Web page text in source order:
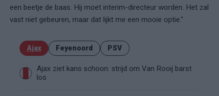
een beetje de baas. Hij moet interim-directeur worden. Het zal
vast niet gebeuren, maar dat lijkt me een mooie optie."
Ajax Feyenoord PSV
Ajax ziet kans schoon: strijd om Van Rooij barst
los